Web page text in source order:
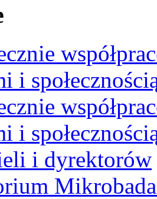
i
i
i dyrektorów